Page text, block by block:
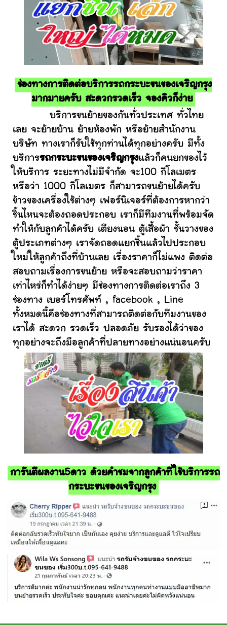
ช่องทางการติดต่อบริการรถกระบะขนของเจริญกรุง
มากมายครับ สะดวกรวดเร็ว จองคิวก็ง่าย
บริการขนย้ายของกันทั่วประเทศ ทั่วไทย
เลย จะย้ายบ้าน ย้ายห้องพัก หรือย้ายสำนักงาน
บริษัท ทางเราก็รับใช้ทุกท่านได้ทุกอย่างครับ มีทั้ง
บริการรถกระบะขนของเจริญกรุงแล้วก็คนยกของไว้
ให้บริการ ระยะทางไม่มีจำกัด จะ100 กิโลเมตร
หรือว่า 1000 กิโลเมตร ก็สามารถขนย้ายได้ครับ
ข้าวของเครื่องใช้ต่างๆ เฟอร์นิเจอร์ที่ต้องการหากว่า
ชิ้นไหนจะต้องถอดประกอบ เราก็มีทีมงานที่พร้อมจัด
ทำให้กับลูกค้าได้ครับ เตียงนอน ตู้เสื้อผ้า ชั้นวางของ
ตู้ประเภทต่างๆ เราจัดถอดแยกชิ้นแล้วไปประกอบ
ใหม่ให้ลูกค้าถึงที่บ้านเลย เรื่องราคาก็ไม่แพง ติดต่อ
สอบถามเรื่องการขนย้าย หรือจะสอบถามว่าราคา
เท่าไหร่ก็ทำได้ง่ายๆ มีช่องทางการติดต่อเราถึง 3
ช่องทาง เบอร์โทรศัพท์ , facebook , Line
ทั้งหมดนี้คือช่องทางที่สามารถติดต่อกับทีมงานของ
เราได้ สะดวก รวดเร็ว ปลอดภัย รับรองได้ว่าของ
ทุกอย่างจะถึงมือลูกค้าที่ปลายทางอย่างแน่นอนครับ
การันตีผลงาน5ดาว ด้วยคำชมจากลูกค้าที่ใช้บริการรถ
กระบะขนของเจริญกรุง